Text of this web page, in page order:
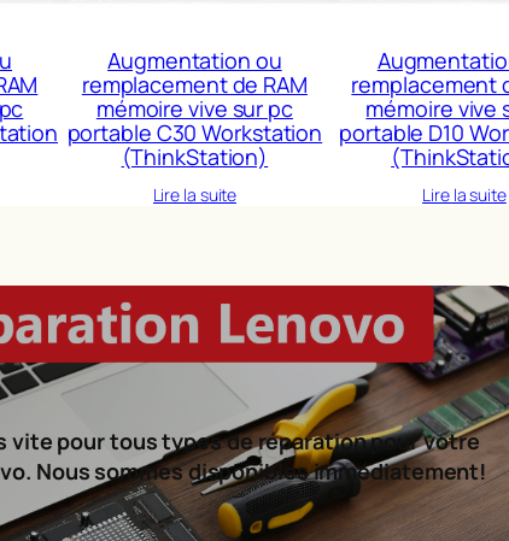
Augmentation ou
remplacement de RAM
mémoire vive sur pc
portable C30 Workstation
(ThinkStation)
Lire la suite
remplacement
mémoire vive
portable D10
Lire la suite
vite pour tous types de réparation pour votre
Nous sommes disponibles immédiatement!